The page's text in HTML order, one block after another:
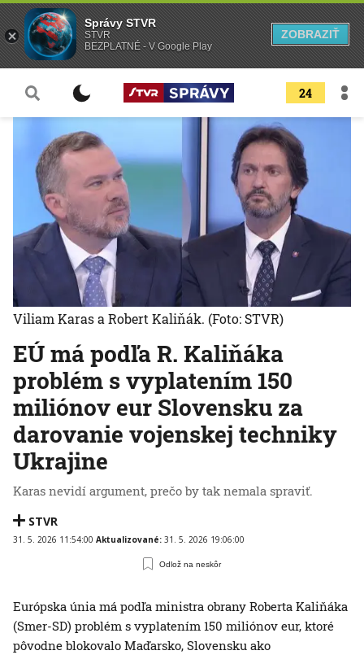
24
EÚ má podľa R. Kaliňáka
problém s vyplatením 150
miliónov eur Slovensku za
darovanie vojenskej techniky
Ukrajine
Karas nevidí argument, prečo by tak nemala spraviť.
STVR
31. 5. 2026 11:54:00 Aktualizované: 31. 5. 2026 19:06:00
Odlož na neskôr
Viliam Karas a Robert Kaliňák. (Foto: STVR)
Európska únia má podľa ministra obrany Roberta Kaliňáka
(Smer-SD) problém s vyplatením 150 miliónov eur, ktoré
pôvodne blokovalo Maďarsko, Slovensku ako
Správy STVR
STVR
BEZPLATNÉ - V Google Play
ZOBRAZIŤ